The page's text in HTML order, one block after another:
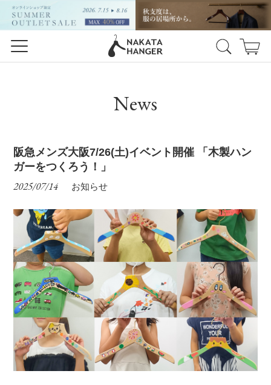
News
阪急メンズ大阪7/26(土)イベント開催 「木製ハン
ガーをつくろう！」
2025/07/14 お知らせ